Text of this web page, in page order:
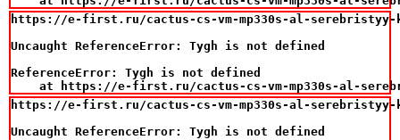
https://e-first.ru/cactus-cs-vm-mp330s-al-serebristyy-
Uncaught ReferenceError: Tygh is not defined
ReferenceError: Tygh is not defined
at https://e-first.ru/cactus-cs-vm-mp330s-al-
https://e-first.ru/cactus-cs-vm-mp330s-al-serebristyy-
Uncaught ReferenceError: Tygh is not defined